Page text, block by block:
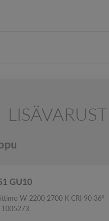
GU10
W 2200 2700 K CRI 90 36°